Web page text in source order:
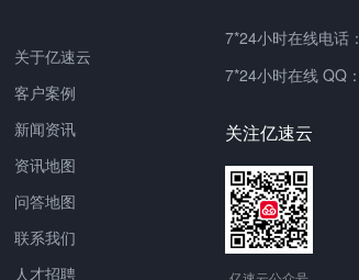
关于亿速云
客户案例
新闻资讯
资讯地图
问答地图
联系我们
人才招聘
7*24小时在线电话：
7*24小时在线 QQ：
关注亿速云